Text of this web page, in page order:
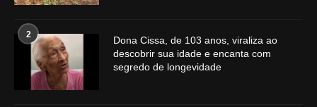
2
Dona Cissa, de 103 anos, viraliza ao
descobrir sua idade e encanta com
segredo de longevidade